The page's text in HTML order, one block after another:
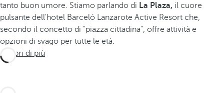
tanto buon umore. Stiamo parlando di La Plaza, il cuore
pulsante dell'hotel Barceló Lanzarote Active Resort che,
secondo il concetto di "piazza cittadina", offre attività e
opzioni di svago per tutte le età.
Scopri di più